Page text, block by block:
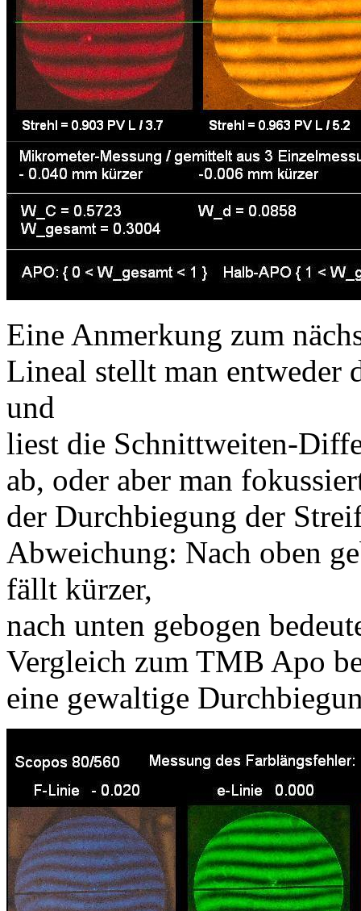
Eine Anmerkung zum
Lineal stellt man entweder
und
liest die Schnittweiten-
ab, oder aber man
der Durchbiegung der
Abweichung: Nach oben
fällt kürzer,
nach unten gebogen
Vergleich zum TMB Apo
eine gewaltige